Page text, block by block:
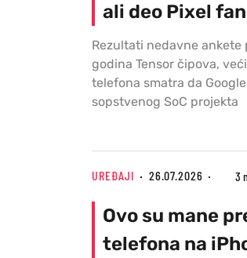
ali deo Pixel
Rezultati nedavne ankete
godina Tensor čipova,
telefona smatra da
sopstvenog SoC projekta
UREĐAJI 26.07.2026 3
Ovo su mane
telefona na